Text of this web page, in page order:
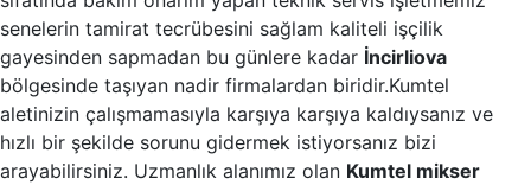
senelerin tamirat tecrübesini sağlam kaliteli işçilik
gayesinden sapmadan bu günlere kadar İncirliova
bölgesinde taşıyan nadir firmalardan biridir.Kumtel
aletinizin çalışmamasıyla karşıya karşıya kaldıysanız ve
hızlı bir şekilde sorunu gidermek istiyorsanız bizi
arayabilirsiniz. Uzmanlık alanımız olan Kumtel mikser